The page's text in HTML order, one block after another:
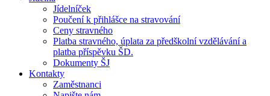
Jídelníček
Poučení k přihlášce na stravování
Ceny stravného
Platba stravného, úplata za předškolní vzdělávání a
platba příspěvku ŠD.
Dokumenty ŠJ
Kontakty
Zaměstnanci